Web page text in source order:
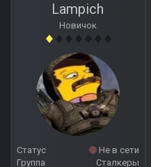
Lampich
Новичок
Статус
Не в сети
Группа
Сталкеры